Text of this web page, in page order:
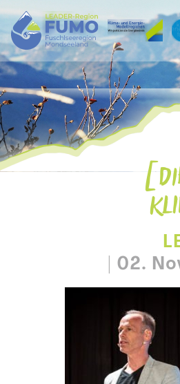
Hauptnavigation
Zum Inhalt
02.